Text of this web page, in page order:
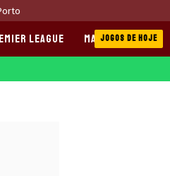
LEAGUE MANCHESTER CITY
JOGOS DE HOJE